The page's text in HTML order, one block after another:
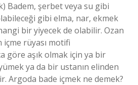
Badem, şerbet veya su gibi
gibi elma, nar, ekmek
bir yiyecek de olabilir. Ozan
içme rüyası motifi
göre aşık olmak için ya bir
ya da bir ustanın elinden
Argoda bade içmek ne demek?